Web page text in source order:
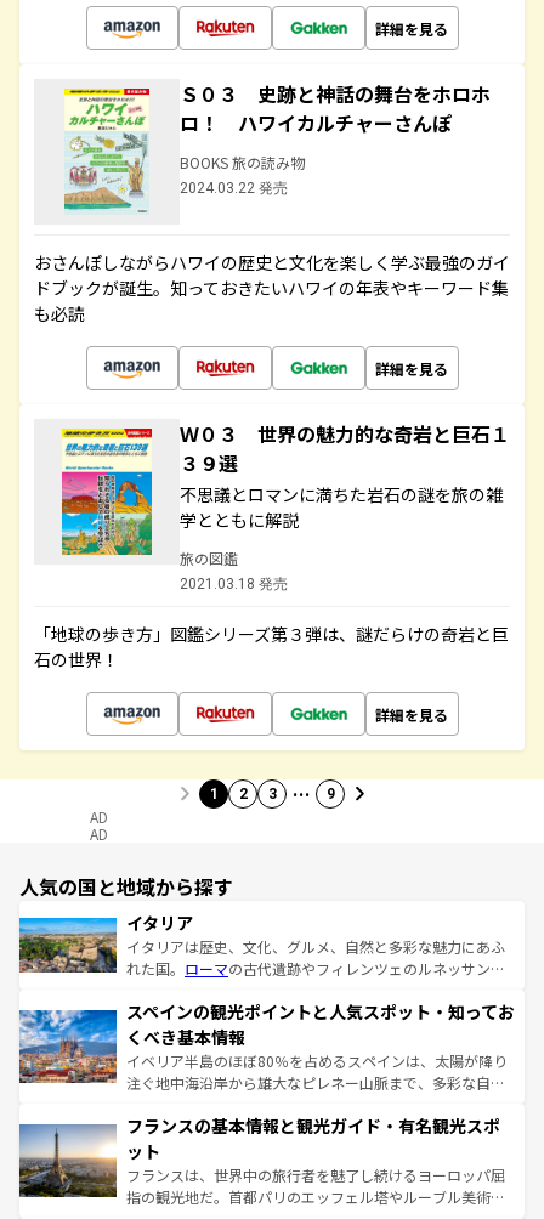
詳細を見る
Ｓ０３ 史跡と神話の舞台をホロホ
ロ！ ハワイカルチャーさんぽ
BOOKS 旅の読み物
2024.03.22 発売
おさんぽしながらハワイの歴史と文化を楽しく学ぶ最強のガイ
ドブックが誕生。知っておきたいハワイの年表やキーワード集
も必読
詳細を見る
Ｗ０３ 世界の魅力的な奇岩と巨石１
３９選
不思議とロマンに満ちた岩石の謎を旅の雑
学とともに解説
旅の図鑑
2021.03.18 発売
「地球の歩き方」図鑑シリーズ第３弾は、謎だらけの奇岩と巨
石の世界！
詳細を見る
1 2 3 … 9
AD
AD
人気の国と地域から探す
イタリア
イタリアは歴史、文化、グルメ、自然と多彩な魅力にあふ
れた国。 ローマの古代遺跡やフィレンツェのルネッサンス
ろん、トスカーナの美しい田園風景やアマルフィ海岸の絶
景など、自然景観も見逃せない。観光の合間には、本場の
ピザやパスタなど、絶品のイタリア料理を堪能することも
できる。朝目覚めてから夜眠るまで、すべての瞬間を楽し
なお、新着のイタリア情報はコンテンツ一覧を参照してほ
しい。
スペインの観光ポイントと人気スポット・知ってお
くべき基本情報
イベリア半島のほぼ80％を占めるスペインは、太陽が降り
注ぐ地中海沿岸から雄大なピレネー山脈まで、多彩な自然
文化が根付くこの国では、情熱的なフラメンコ、熱気あふ
れる闘牛、そして美味しいタパスが生活の一部となってい
る。首都マドリードの洗練された雰囲気や、バルセロナの
アートに溢れた街角から、地方では古代ローマ遺跡や中世
フランスの基本情報と観光ガイド・有名観光スポ
ット
フランスは、世界中の旅行者を魅了し続けるヨーロッパ屈
指の観光地だ。首都パリのエッフェル塔やルーブル美術館